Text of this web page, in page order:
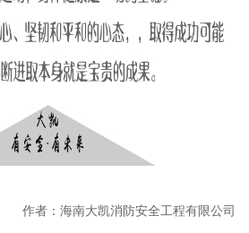
作者：海南大凯消防安全工程有限公司